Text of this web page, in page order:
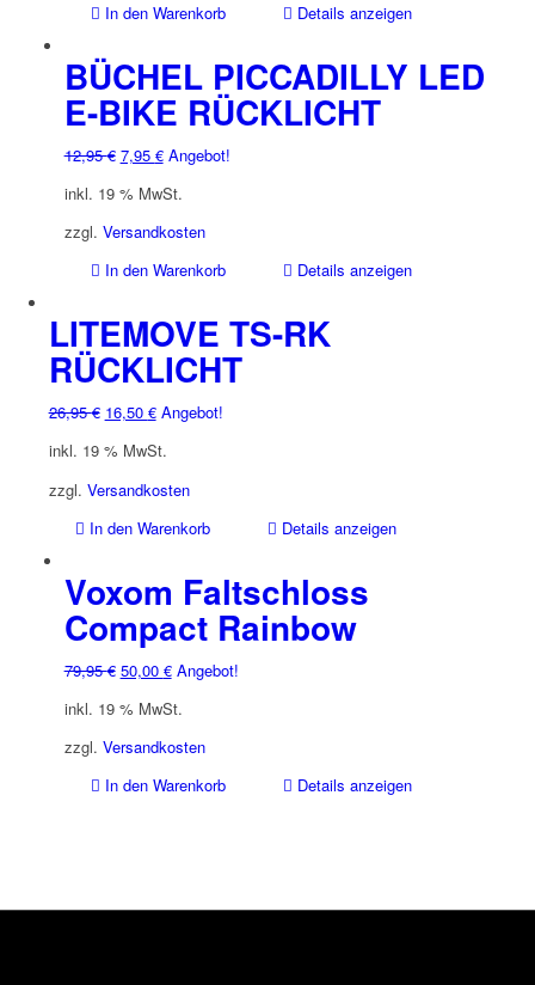
In den Warenkorb
Details anzeigen
BÜCHEL PICCADILLY LED
E-BIKE RÜCKLICHT
12,95€ Ursprünglicher
war:
12,95 €
7,95 €Aktueller
ist:
7,95 €.
Angebot!
inkl. 19 % MwSt.
zzgl. Versandkosten
In den Warenkorb
Details anzeigen
LITEMOVE TS-RK
RÜCKLICHT
26,95€ Ursprünglicher
war:
26,95 €
16,50 €Aktueller
ist:
16,50 €.
Angebot!
inkl. 19 % MwSt.
zzgl. Versandkosten
In den Warenkorb
Details anzeigen
Voxom Faltschloss
Compact Rainbow
79,95€ Ursprünglicher
war:
79,95 €
50,00 €Aktueller
ist:
50,00 €.
Angebot!
inkl. 19 % MwSt.
zzgl. Versandkosten
In den Warenkorb
Details anzeigen